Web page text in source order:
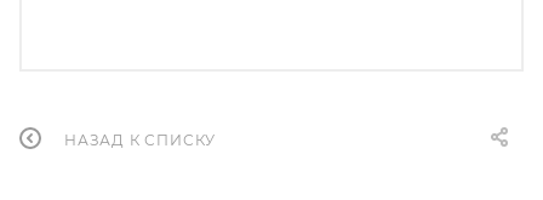
НАЗАД К СПИСКУ